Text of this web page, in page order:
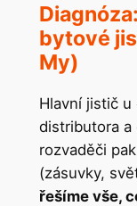
bytové
My)
Hlavní jistič
distributora a
rozvaděči
(zásuvky,
řešíme vše,